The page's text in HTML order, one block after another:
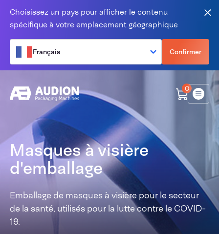
Choisissez un pays pour afficher le contenu
spécifique à votre emplacement géographique
Français Confirmer
0
Menu
Masques à visière
d'emballage
Emballage de masques à visière pour le secteur
de la santé, utilisés pour la lutte contre le COVID-
19.